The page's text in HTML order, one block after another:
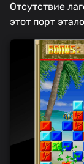
Отсутствие
этот порт